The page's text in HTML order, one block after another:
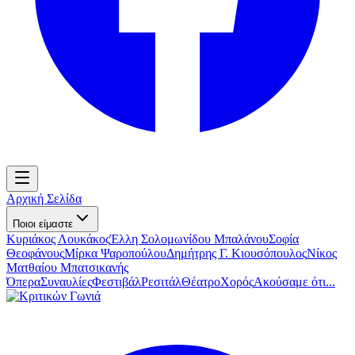
Αρχική Σελίδα
Ποιοι είμαστε
Κυριάκος ΛουκάκοςΈλλη Σολομωνίδου ΜπαλάνουΣοφία
ΘεοφάνουςΜίρκα ΨαροπούλουΔημήτρης Γ. ΚιουσόπουλοςΝίκος
Ματθαίου Μπατσικανής
ΌπεραΣυναυλίεςΦεστιβάλΡεσιτάλΘέατροΧορόςΑκούσαμε ότι...